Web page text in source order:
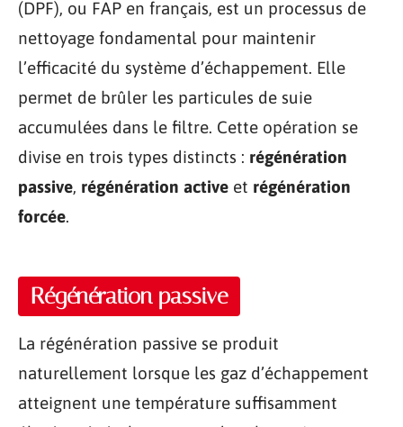
(DPF), ou FAP en français, est un processus de
nettoyage fondamental pour maintenir
l’efficacité du système d’échappement. Elle
permet de brûler les particules de suie
accumulées dans le filtre. Cette opération se
divise en trois types distincts : régénération
passive, régénération active et régénération
forcée.
Régénération passive
La régénération passive se produit
naturellement lorsque les gaz d’échappement
atteignent une température suffisamment